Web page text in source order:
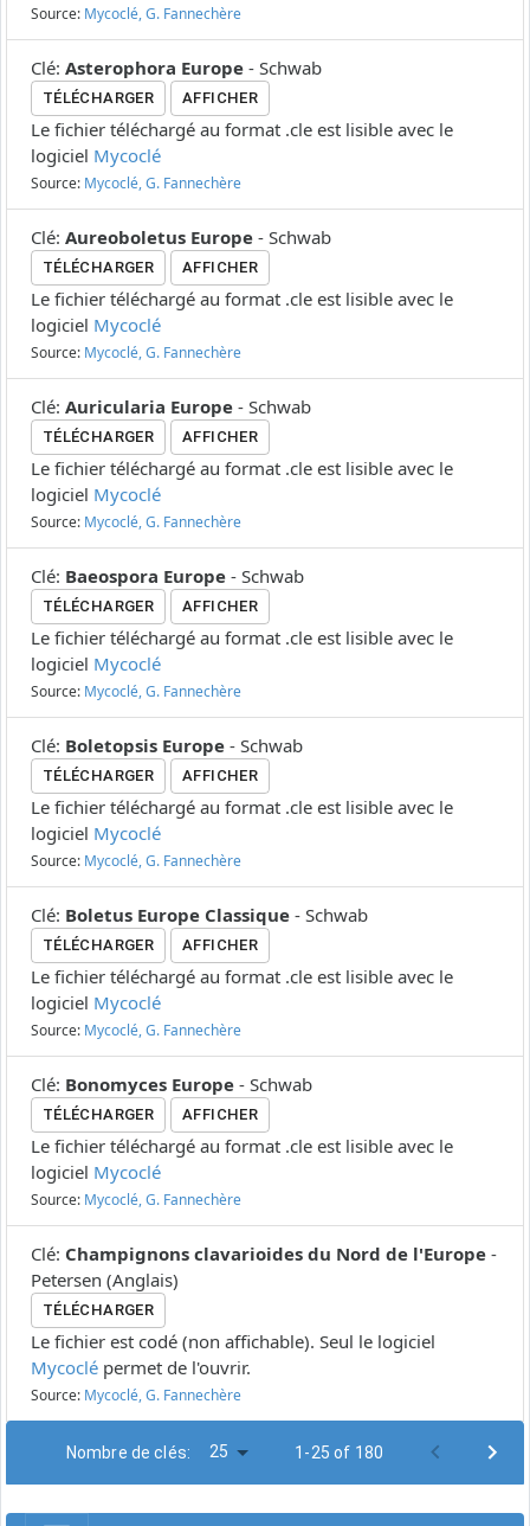
Source: Mycoclé, G. Fannechère
Clé: Asterophora Europe - Schwab
TÉLÉCHARGER AFFICHER
Le fichier téléchargé au format .cle est lisible avec le
logiciel Mycoclé
Source: Mycoclé, G. Fannechère
Clé: Aureoboletus Europe - Schwab
TÉLÉCHARGER AFFICHER
Le fichier téléchargé au format .cle est lisible avec le
logiciel Mycoclé
Source: Mycoclé, G. Fannechère
Clé: Auricularia Europe - Schwab
TÉLÉCHARGER AFFICHER
Le fichier téléchargé au format .cle est lisible avec le
logiciel Mycoclé
Source: Mycoclé, G. Fannechère
Clé: Baeospora Europe - Schwab
TÉLÉCHARGER AFFICHER
Le fichier téléchargé au format .cle est lisible avec le
logiciel Mycoclé
Source: Mycoclé, G. Fannechère
Clé: Boletopsis Europe - Schwab
TÉLÉCHARGER AFFICHER
Le fichier téléchargé au format .cle est lisible avec le
logiciel Mycoclé
Source: Mycoclé, G. Fannechère
Clé: Boletus Europe Classique - Schwab
TÉLÉCHARGER AFFICHER
Le fichier téléchargé au format .cle est lisible avec le
logiciel Mycoclé
Source: Mycoclé, G. Fannechère
Clé: Bonomyces Europe - Schwab
TÉLÉCHARGER AFFICHER
Le fichier téléchargé au format .cle est lisible avec le
logiciel Mycoclé
Source: Mycoclé, G. Fannechère
Clé: Champignons clavarioides du Nord de l'Europe -
Petersen (Anglais)
TÉLÉCHARGER
Le fichier est codé (non affichable). Seul le logiciel
Mycoclé permet de l'ouvrir.
Source: Mycoclé, G. Fannechère
Nombre de clés: 25 1-25 of 180